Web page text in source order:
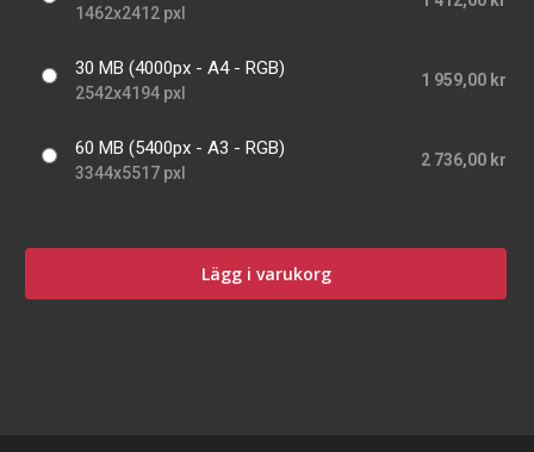
1462x2412 pxl
30 MB (4000px - A4 - RGB)
2542x4194 pxl
1 959,00 kr
60 MB (5400px - A3 - RGB)
3344x5517 pxl
2 736,00 kr
Lägg i varukorg